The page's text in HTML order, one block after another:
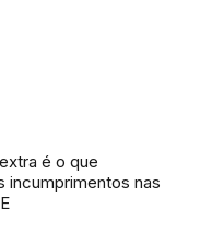
é o que
incumprimentos nas